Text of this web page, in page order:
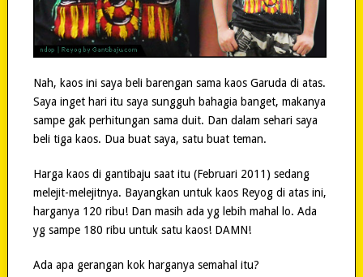
Nah, kaos ini saya beli barengan sama kaos Garuda di atas.
Saya inget hari itu saya sungguh bahagia banget, makanya
sampe gak perhitungan sama duit. Dan dalam sehari saya
beli tiga kaos. Dua buat saya, satu buat teman.
Harga kaos di gantibaju saat itu (Februari 2011) sedang
melejit-melejitnya. Bayangkan untuk kaos Reyog di atas ini,
harganya 120 ribu! Dan masih ada yg lebih mahal lo. Ada
yg sampe 180 ribu untuk satu kaos! DAMN!
Ada apa gerangan kok harganya semahal itu?